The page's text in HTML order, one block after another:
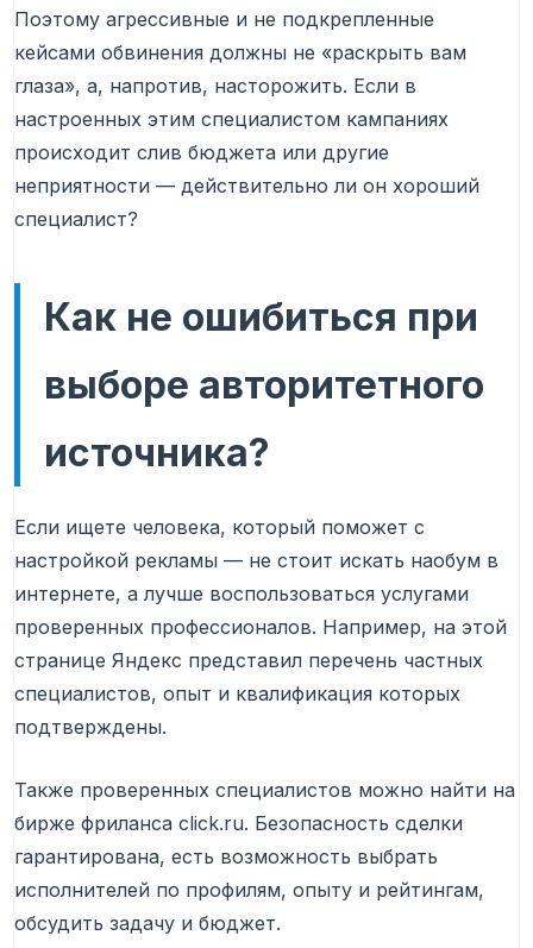
Поэтому агрессивные и не подкрепленные
кейсами обвинения должны не «раскрыть вам
глаза», а, напротив, насторожить. Если в
настроенных этим специалистом кампаниях
происходит слив бюджета или другие
неприятности — действительно ли он хороший
специалист?
Как не ошибиться при
выборе авторитетного
источника?
Если ищете человека, который поможет с
настройкой рекламы — не стоит искать наобум в
интернете, а лучше воспользоваться услугами
проверенных профессионалов. Например, на этой
странице Яндекс представил перечень частных
специалистов, опыт и квалификация которых
подтверждены.
Также проверенных специалистов можно найти на
бирже фриланса click.ru. Безопасность сделки
гарантирована, есть возможность выбрать
исполнителей по профилям, опыту и рейтингам,
обсудить задачу и бюджет.